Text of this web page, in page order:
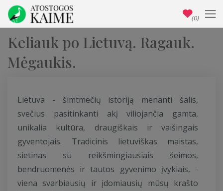
Keliauk po Lietuvą. Ragauk.
Mėgaukis.
Lietuva - šimtmečių istoriją menanti šalis,
svečius pasitinkanti akį viliojančia gamta,
unikalia kultūra, draugiškais ir vaišingais
gyventojais. Tradicinis lietuviškas maistas,
sietinas su reikšmingiausiais šeimos,
bendruomenės ir tautos gyvenimo įvykiais, -
viena svarbiausių ir įdomiausių mūsų krašto
(0)